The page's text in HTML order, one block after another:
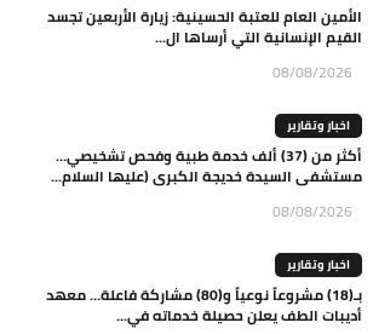
الأمين العام للعتبة الحسينية: زيارة الأربعين تجسد
القيم الإنسانية التي أرساها ال...
08/08/2026
اخبار وتقارير
أكثر من (37) ألف خدمة طبية وفحص تشخيصي…
مستشفى السيدة خديجة الكبرى (عليها السلام...
08/08/2026
اخبار وتقارير
بـ(18) مشروعاً نوعياً و(80) مشاركة فاعلة… معهد
أديبات الطف يعلن حصيلة خدماته في...